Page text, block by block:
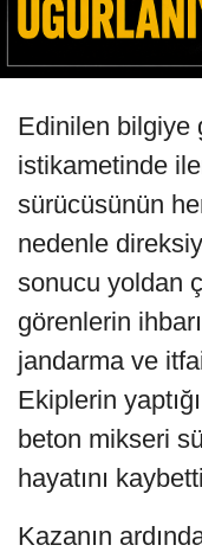
Edinilen bilgiye
istikametinde
sürücüsünün
nedenle
sonucu yoldan
görenlerin
jandarma ve
Ekiplerin
beton mikseri
hayatını
Kazanın